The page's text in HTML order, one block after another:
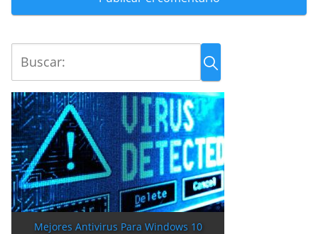
Mejores Antivirus Para Windows 10